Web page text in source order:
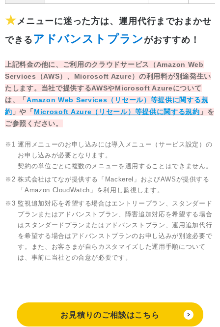
★メニューに迷った方は、運用代行までおまかせ
できる アドバンストプラン がおすすめ！
上記料金の他に、ご利用のクラウドサービス（Amazon Web
Services（AWS）、Microsoft Azure）の利用料が別途発生い
たします。当社で提供するAWSやMicrosoft Azureについて
は、「Amazon Web Services（リセール）等提供に関する規
約 」や「 Microsoft Azure（リセール）等提供に関する規約 」を
ご参照ください。
※1 運用メニューのお申し込みには導入メニュー（サービス設定）の
お申し込みが必要となります。
契約の単位ごとに複数のメニューを適用することはできません。
※2 株式会社はてなが提供する「Mackerel」およびAWSが提供する
「Amazon CloudWatch」を利用し監視します。
※3 監視追加対応を希望する場合はエントリープラン、スタンダード
プランまたはアドバンストプラン、障害追加対応を希望する場合
はスタンダードプランまたはアドバンストプラン、運用追加代行
を希望する場合はアドバンストプランのお申し込みが別途必要で
す。また、お客さまが自らカスタマイズした運用手順について
は、事前に当社との合意が必要です。
お見積りのご相談はこちら